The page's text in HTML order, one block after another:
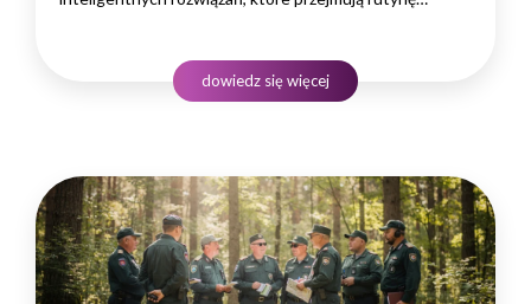
rozwojowego to decyzja strategiczna — wpływa
na wydajność zespołów,…
dowiedz się więcej